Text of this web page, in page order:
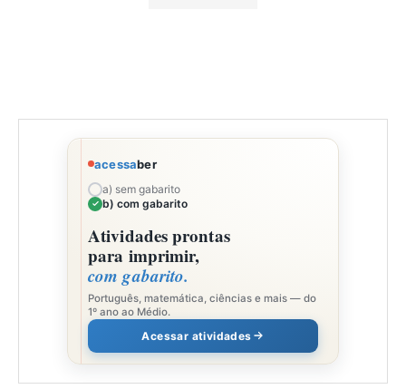
acessaber
a) sem gabarito
b) com gabarito
Atividades prontas
para imprimir,
com gabarito.
Português, matemática, ciências e mais — do
1º ano ao Médio.
Acessar atividades